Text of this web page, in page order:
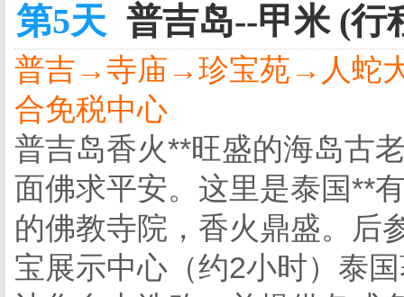
第5天 普吉岛--甲米 (行
普吉→寺庙→珍宝苑→人蛇
合免税中心
普吉岛香火**旺盛的海岛古
面佛求平安。这里是泰国**
的佛教寺院，香火鼎盛。后
宝展示中心（约2小时）泰